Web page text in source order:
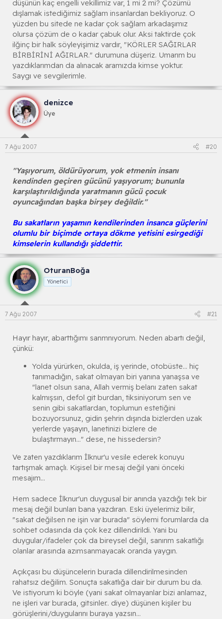
düşünün kaç engelli vekillimiz var, 1 mi 2 mi? Çözümü
dışlamak istediğimiz sağlam insanlardan bekliyoruz. O
yüzden bu sitede ne kadar çok sağlam arkadaşımız
olursa çözüm de o kadar çabuk olur. Aksi taktirde çok
ilğinç bir halk söyleyişimiz vardır, "KÖRLER SAĞIRLAR
BİRBİRİNİ AĞIRLAR." durumuna düşeriz. Umarım bu
yazdıklarımdan da alınacak aramızda kimse yoktur.
Saygı ve sevgilerimle.
denizce
Üye
7 Ağu 2007 #20
"Yaşıyorum, öldürüyorum, yok etmenin insanı
kendinden geçiren gücünü yaşıyorum; bununla
karşılaştırıldığında yaratmanın gücü çocuk
oyuncağından başka birşey değildir."
Bu sakatların yaşamın kendilerinden insanca güçlerini
olumlu bir biçimde ortaya dökme yetisini esirgediği
kimselerin kullandığı şiddettir.
OturanBoğa
Yönetici
7 Ağu 2007 #21
Hayır hayır, abarttığımı sanmnıyorum. Neden abartı değil,
çünkü:
Yolda yürürken, okulda, iş yerinde, otobüste... hiç
tanımadığın, sakat olmayan biri yanına yanaşsa ve
"lanet olsun sana, Allah vermiş belanı zaten sakat
kalmışsın, defol git burdan, tiksiniyorum sen ve
senin gibi sakatlardan, toplumun estetiğini
bozuyorsunuz, gidin şehrin dışında bizlerden uzak
yerlerde yaşayın, lanetinizi bizlere de
bulaştırmayın..." dese, ne hissedersin?
Ve zaten yazdıklarım İlknur'u vesile ederek konuyu
tartışmak amaçlı. Kişisel bir mesaj değil yani önceki
mesajım...
Hem sadece İlknur'un duygusal bir anında yazdığı tek bir
mesaj değil bunları bana yazdıran. Eski üyelerimiz bilir,
"sakat değilsen ne işin var burada" söylemi forumlarda da
sohbet odasında da çok kez dillendirildi. Yani bu
duygular/ifadeler çok da bireysel değil, sanırım sakatlığı
olanlar arasında azımsanmayacak oranda yaygın.
Açıkçası bu düşüncelerin burada dillendirilmesinden
rahatsız değilim. Sonuçta sakatlığa dair bir durum bu da.
Ve istiyorum ki böyle (yani sakat olmayanlar bizi anlamaz,
ne işleri var burada, gitsinler.. diye) düşünen kişiler bu
görüşlerini/duygularını buraya yazsın...